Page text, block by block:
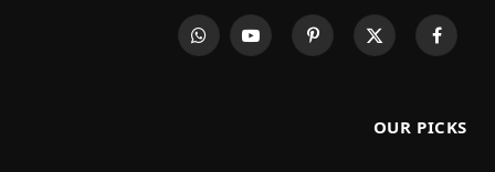
Facebook
X
Pinterest
YouTube
WhatsApp
OUR PICKS